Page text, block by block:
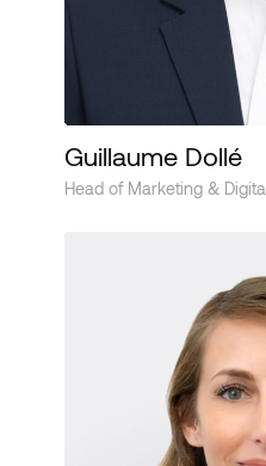
Guillaume Dollé
Head of Marketing & Digital